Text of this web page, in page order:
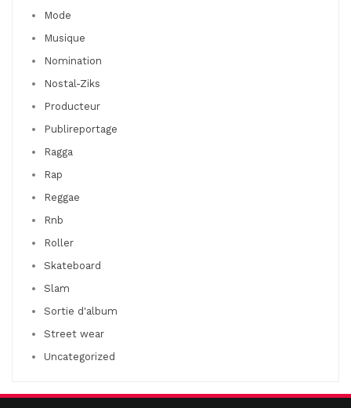
Mode
Musique
Nomination
Nostal-Ziks
Producteur
Publireportage
Ragga
Rap
Reggae
Rnb
Roller
Skateboard
Slam
Sortie d'album
Street wear
Uncategorized